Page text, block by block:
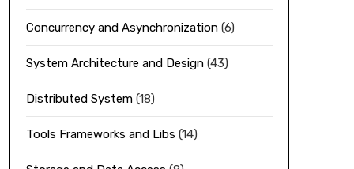
Concurrency and Asynchronization(6)
System Architecture and Design(43)
Distributed System(18)
Tools Frameworks and Libs (14)